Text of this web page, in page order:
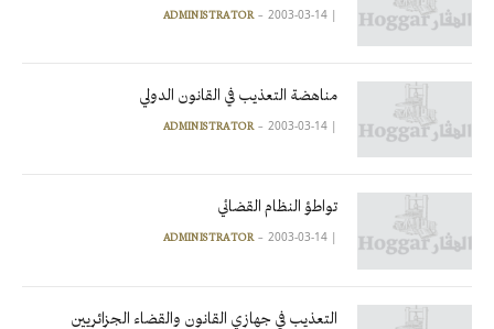
|
ADMINISTRATOR 2003-03-14
مناهضة التعذيب في القانون الدولي
|
ADMINISTRATOR 2003-03-14
تواطؤ النظام القضائي
|
ADMINISTRATOR 2003-03-14
التعذيب في جهازي القانون والقضاء الجزائريين